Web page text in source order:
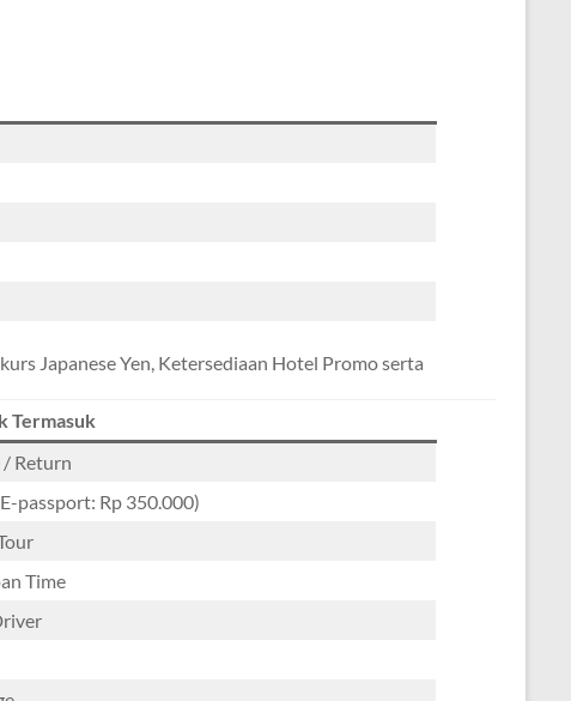
Japanese Yen, Ketersediaan Hotel Promo serta
Termasuk
/ Return
passport: Rp 350.000)
Time